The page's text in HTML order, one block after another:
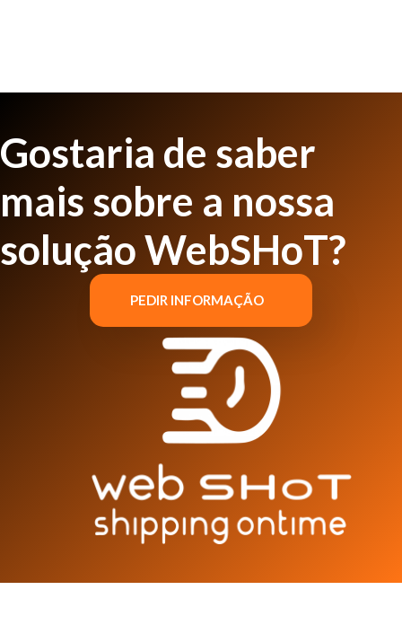
Gostaria de saber
mais sobre a nossa
solução WebSHoT?
PEDIR INFORMAÇÃO